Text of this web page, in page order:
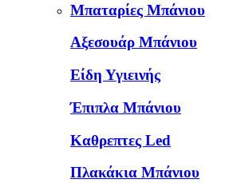
Μπαταρίες Μπάνιου
Αξεσουάρ Μπάνιου
Είδη Υγιεινής
Έπιπλα Μπάνιου
Καθρεπτες Led
Πλακάκια Μπάνιου